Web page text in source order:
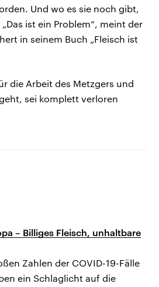
Und wo es sie noch gibt,
ist ein Problem“, meint der
in seinem Buch „Fleisch ist
die Arbeit des Metzgers und
sei komplett verloren
– Billiges Fleisch, unhaltbare
Zahlen der COVID-19-Fälle
ein Schlaglicht auf die